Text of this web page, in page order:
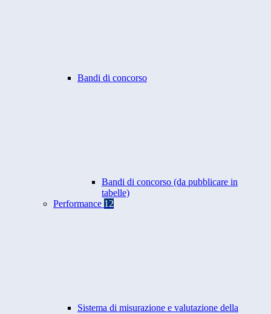
Bandi di concorso
Bandi di concorso (da pubblicare in
tabelle)
Performance 12
Sistema di misurazione e valutazione della